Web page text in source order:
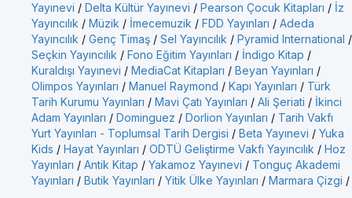
Yayınevi / Delta Kültür Yayınevi / Pearson Çocuk Kitapları / İz
Yayıncılık / Müzik / İmecemuzik / FDD Yayınları / Adeda
Yayıncılık / Genç Timaş / Sel Yayıncılık / Pyramid International /
Seçkin Yayıncılık / Fono Eğitim Yayınları / İndigo Kitap /
Kuraldışı Yayınevi / MediaCat Kitapları / Beyan Yayınları /
Olimpos Yayınları / Manuel Raymond / Kapı Yayınları / Türk
Tarih Kurumu Yayınları / Mavi Çatı Yayınları / Ali Şeriati / İkinci
Adam Yayınları / Dominguez / Dorlion Yayınları / Tarih Vakfı
Yurt Yayınları - Toplumsal Tarih Dergisi / Beta Yayınevi / Yuka
Kids / Hayat Yayınları / ODTÜ Geliştirme Vakfı Yayıncılık / Hoz
Yayınları / Antik Kitap / Yakamoz Yayınevi / Tonguç Akademi
Yayınları / Butik Yayınları / Yitik Ülke Yayınları / Marmara Çizgi /